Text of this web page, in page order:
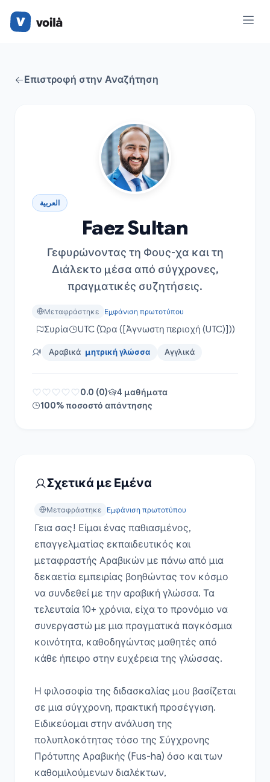
Επιστροφή στην Αναζήτηση
العربية
Faez Sultan
Γεφυρώνοντας τη Φους-χα και τη
Διάλεκτο μέσα από σύγχρονες,
πραγματικές συζητήσεις.
Μεταφράστηκε Εμφάνιση πρωτοτύπου
Συρία UTC (Ώρα ([Άγνωστη περιοχή (UTC)]))
Αραβικά μητρική γλώσσα Αγγλικά
0.0 (0)
4 μαθήματα
100% ποσοστό απάντησης
Σχετικά με Εμένα
Μεταφράστηκε Εμφάνιση πρωτοτύπου
Γεια σας! Είμαι ένας παθιασμένος,
επαγγελματίας εκπαιδευτικός και
μεταφραστής Αραβικών με πάνω από μια
δεκαετία εμπειρίας βοηθώντας τον κόσμο
να συνδεθεί με την αραβική γλώσσα. Τα
τελευταία 10+ χρόνια, είχα το προνόμιο να
συνεργαστώ με μια πραγματικά παγκόσμια
κοινότητα, καθοδηγώντας μαθητές από
κάθε ήπειρο στην ευχέρεια της γλώσσας.
Η φιλοσοφία της διδασκαλίας μου βασίζεται
σε μια σύγχρονη, πρακτική προσέγγιση.
Ειδικεύομαι στην ανάλυση της
πολυπλοκότητας τόσο της Σύγχρονης
Πρότυπης Αραβικής (Fus-ha) όσο και των
καθομιλούμενων διαλέκτων,